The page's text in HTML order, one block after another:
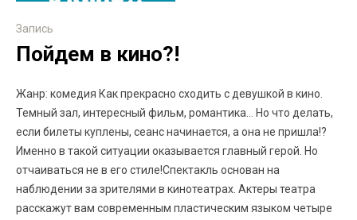
Запись
Пойдем в кино?!
Жанр: комедия Как прекрасно сходить с девушкой в кино.
Темный зал, интересный фильм, романтика… Но что делать,
если билеты куплены, сеанс начинается, а она не пришла!?
Именно в такой ситуации оказывается главный герой. Но
отчаиваться не в его стиле!Спектакль основан на
наблюдении за зрителями в кинотеатрах. Актеры театра
расскажут вам современным пластическим языком четыре